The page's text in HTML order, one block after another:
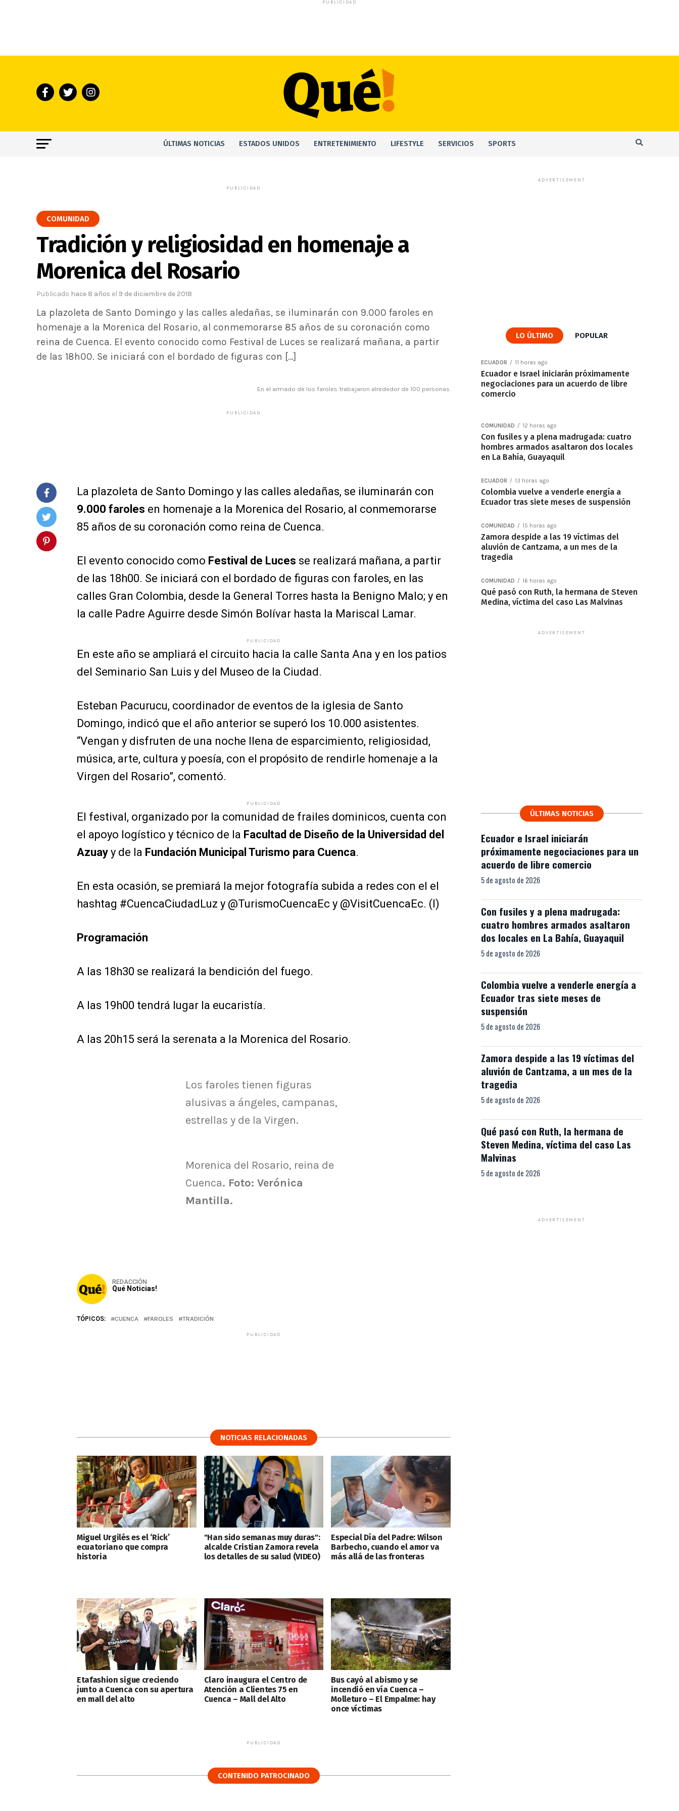
PUBLICIDAD
ÚLTIMAS NOTICIAS ESTADOS UNIDOS ENTRETENIMIENTO LIFESTYLE SERVICIOS SPORTS
PUBLICIDAD
COMUNIDAD
Tradición y religiosidad en homenaje a
Morenica del Rosario
Publicado hace 8 años el 9 de diciembre de 2018
La plazoleta de Santo Domingo y las calles aledañas, se iluminarán con 9.000 faroles en
homenaje a la Morenica del Rosario, al conmemorarse 85 años de su coronación como
reina de Cuenca. El evento conocido como Festival de Luces se realizará mañana, a partir
de las 18h00. Se iniciará con el bordado de figuras con […]
En el armado de los faroles trabajaron alrededor de 100 personas.
PUBLICIDAD
La plazoleta de Santo Domingo y las calles aledañas, se iluminarán con
9.000 faroles en homenaje a la Morenica del Rosario, al conmemorarse
85 años de su coronación como reina de Cuenca.
El evento conocido como Festival de Luces se realizará mañana, a partir
de las 18h00. Se iniciará con el bordado de figuras con faroles, en las
calles Gran Colombia, desde la General Torres hasta la Benigno Malo; y en
la calle Padre Aguirre desde Simón Bolívar hasta la Mariscal Lamar.
PUBLICIDAD
En este año se ampliará el circuito hacia la calle Santa Ana y en los patios
del Seminario San Luis y del Museo de la Ciudad.
Esteban Pacurucu, coordinador de eventos de la iglesia de Santo
Domingo, indicó que el año anterior se superó los 10.000 asistentes.
“Vengan y disfruten de una noche llena de esparcimiento, religiosidad,
música, arte, cultura y poesía, con el propósito de rendirle homenaje a la
Virgen del Rosario”, comentó.
PUBLICIDAD
El festival, organizado por la comunidad de frailes dominicos, cuenta con
el apoyo logístico y técnico de la Facultad de Diseño de la Universidad del
Azuay y de la Fundación Municipal Turismo para Cuenca.
En esta ocasión, se premiará la mejor fotografía subida a redes con el el
hashtag #CuencaCiudadLuz y @TurismoCuencaEc y @VisitCuencaEc. (I)
Programación
A las 18h30 se realizará la bendición del fuego.
A las 19h00 tendrá lugar la eucaristía.
A las 20h15 será la serenata a la Morenica del Rosario.
Los faroles tienen figuras
alusivas a ángeles, campanas,
estrellas y de la Virgen.
Morenica del Rosario, reina de
Cuenca. Foto: Verónica
Mantilla.
REDACCIÓN
Qué Noticias!
TÓPICOS: CUENCA FAROLES TRADICIÓN
PUBLICIDAD
NOTICIAS RELACIONADAS
Miguel Urgilés es el ‘Rick’
ecuatoriano que compra
historia
"Han sido semanas muy duras":
alcalde Cristian Zamora revela
los detalles de su salud (VIDEO)
Especial Día del Padre: Wilson
Barbecho, cuando el amor va
más allá de las fronteras
Etafashion sigue creciendo
junto a Cuenca con su apertura
en mall del alto
Claro inaugura el Centro de
Atención a Clientes 75 en
Cuenca – Mall del Alto
Bus cayó al abismo y se
incendió en vía Cuenca –
Molleturo – El Empalme: hay
once víctimas
PUBLICIDAD
CONTENIDO PATROCINADO
ADVERTISEMENT
LO ÚLTIMO POPULAR
ECUADOR 11 horas ago
Ecuador e Israel iniciarán próximamente
negociaciones para un acuerdo de libre
comercio
COMUNIDAD 12 horas ago
Con fusiles y a plena madrugada: cuatro
hombres armados asaltaron dos locales
en La Bahía, Guayaquil
ECUADOR 13 horas ago
Colombia vuelve a venderle energía a
Ecuador tras siete meses de suspensión
COMUNIDAD 15 horas ago
Zamora despide a las 19 víctimas del
aluvión de Cantzama, a un mes de la
tragedia
COMUNIDAD 16 horas ago
Qué pasó con Ruth, la hermana de Steven
Medina, víctima del caso Las Malvinas
ADVERTISEMENT
ÚLTIMAS NOTICIAS
Ecuador e Israel iniciarán
próximamente negociaciones para un
acuerdo de libre comercio
5 de agosto de 2026
Con fusiles y a plena madrugada:
cuatro hombres armados asaltaron
dos locales en La Bahía, Guayaquil
5 de agosto de 2026
Colombia vuelve a venderle energía a
Ecuador tras siete meses de
suspensión
5 de agosto de 2026
Zamora despide a las 19 víctimas del
aluvión de Cantzama, a un mes de la
tragedia
5 de agosto de 2026
Qué pasó con Ruth, la hermana de
Steven Medina, víctima del caso Las
Malvinas
5 de agosto de 2026
ADVERTISEMENT